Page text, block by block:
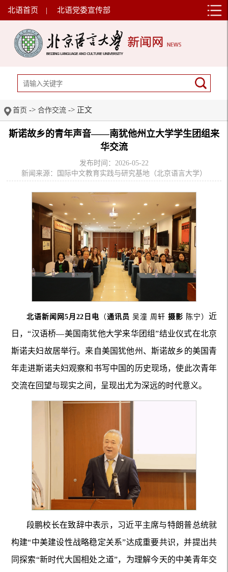
北语首页 | 北语党委宣传部
首页 -> 合作交流 -> 正文
斯诺故乡的青年声音——南犹他州立大学学生团组来
华交流
发布时间：2026-05-22
新闻来源：国际中文教育实践与研究基地（北京语言大学）
北语新闻网5月22日电 （通讯员 吴潼 周轩 摄影 陈宁）近
日，“汉语桥—美国南犹他大学来华团组”结业仪式在北京
斯诺夫妇故居举行。来自美国犹他州、斯诺故乡的美国青
年走进斯诺夫妇观察和书写中国的历史现场，使此次青年
交流在回望与现实之间，呈现出尤为深远的时代意义。
段鹏校长在致辞中表示，习近平主席与特朗普总统就
构建“中美建设性战略稳定关系”达成重要共识，并提出共
同探索“新时代大国相处之道”，为理解今天的中美青年交